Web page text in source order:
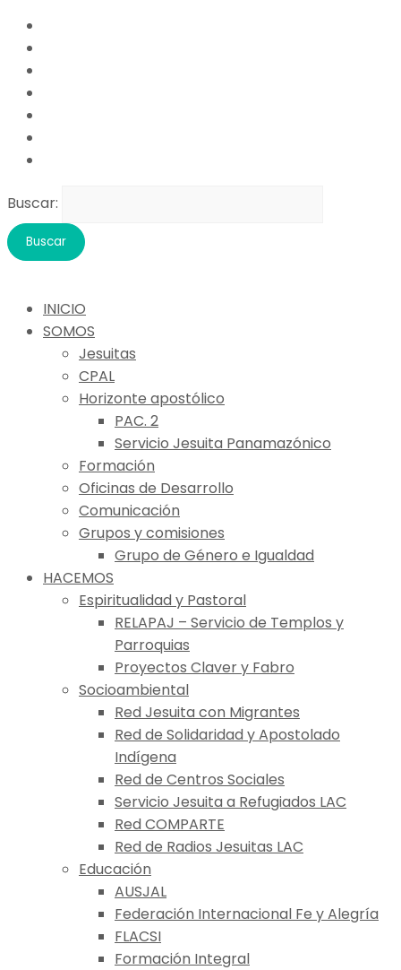
Buscar:
INICIO
SOMOS
Jesuitas
CPAL
Horizonte apostólico
PAC. 2
Servicio Jesuita Panamazónico
Formación
Oficinas de Desarrollo
Comunicación
Grupos y comisiones
Grupo de Género e Igualdad
HACEMOS
Espiritualidad y Pastoral
RELAPAJ – Servicio de Templos y
Parroquias
Proyectos Claver y Fabro
Socioambiental
Red Jesuita con Migrantes
Red de Solidaridad y Apostolado
Indígena
Red de Centros Sociales
Servicio Jesuita a Refugiados LAC
Red COMPARTE
Red de Radios Jesuitas LAC
Educación
AUSJAL
Federación Internacional Fe y Alegría
FLACSI
Formación Integral